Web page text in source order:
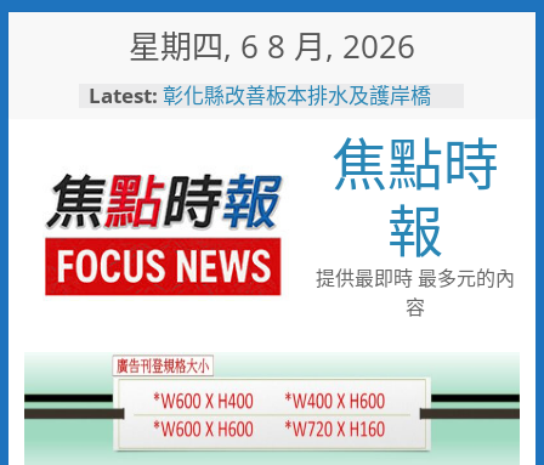
星期四, 6 8 月, 2026
Latest: 老人訪查作業啟動
梁 解決大村、秀水淹水問題
小米之家進駐高雄義享時尚廣
場 父親節開幕祭三重超狂優惠
少子化時代的地方解方！彰化市
未婚聯誼6年促成10對佳偶
彰化縣長參選人魏平政率議員團
隊攜手造勢 盼翻轉彰化打造新
焦點時
報
提供最即時 最多元的內
容